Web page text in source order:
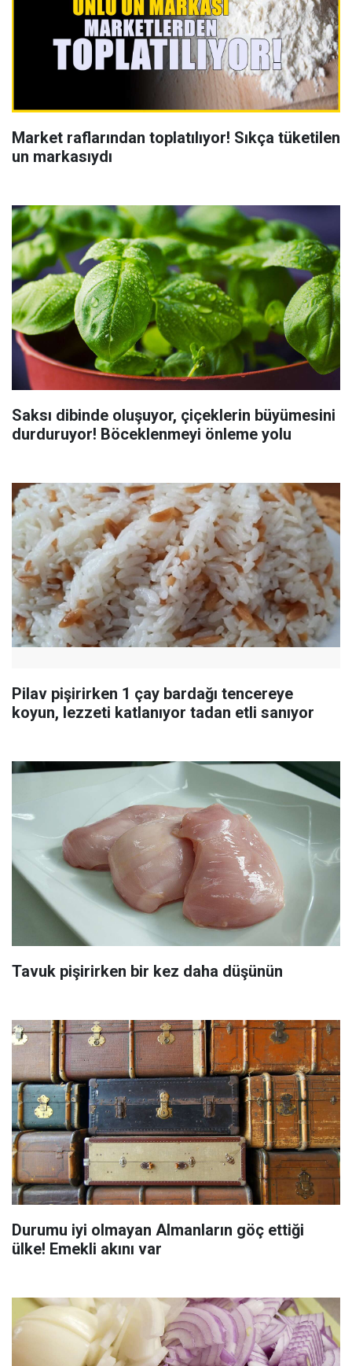
Market raflarından toplatılıyor! Sıkça tüketilen
un markasıydı
Saksı dibinde oluşuyor, çiçeklerin büyümesini
durduruyor! Böceklenmeyi önleme yolu
Pilav pişirirken 1 çay bardağı tencereye
koyun, lezzeti katlanıyor tadan etli sanıyor
Tavuk pişirirken bir kez daha düşünün
Durumu iyi olmayan Almanların göç ettiği
ülke! Emekli akını var